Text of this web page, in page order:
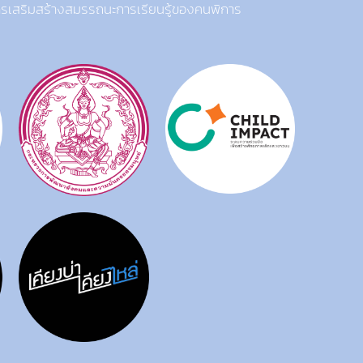
สริมสร้างสมรรถนะการเรียนรู้ของคนพิการ